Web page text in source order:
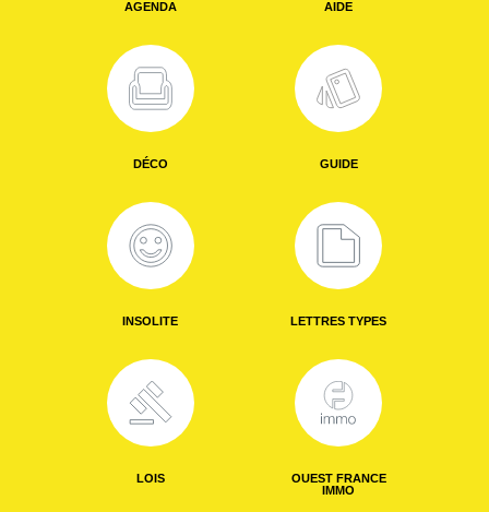
AGENDA AIDE
DÉCO GUIDE
INSOLITE LETTRES TYPES
LOIS
OUEST FRANCE
IMMO